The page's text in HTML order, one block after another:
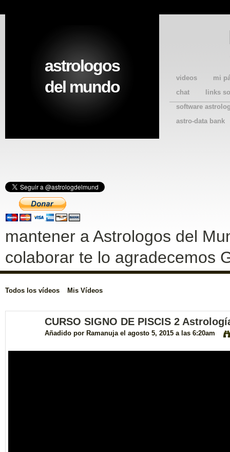
videos
mi
chat
links
software
astro-data bank
astrologos
del mundo
mantener a Astrologos del
colaborar te lo agradecemos
Todos los vídeos Mis Vídeos
CURSO SIGNO DE PISCIS 2
Añadido por Ramanujael agosto 5, 2015 a las 6:20am